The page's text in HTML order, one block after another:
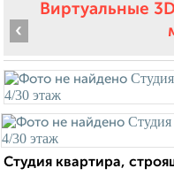
Виртуальные
‹
Студия квартира,